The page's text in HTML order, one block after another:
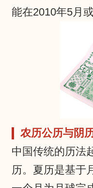
能在2010年5月
农历公历与阴
中国传统的历法
历。夏历是基于